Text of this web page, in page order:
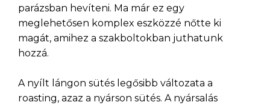
parázsban hevíteni. Ma már ez egy
meglehetősen komplex eszközzé nőtte ki
magát, amihez a szakboltokban juthatunk
hozzá.
A nyílt lángon sütés legősibb változata a
roasting, azaz a nyárson sütés. A nyársalás